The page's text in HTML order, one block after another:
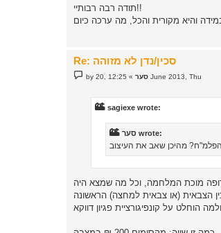
t
תודה רבה רבותיי!!
Re: סכין/נדן לא מזוהה
P
o
by סער» 12:25 ,20 June 2013, Thu
sagiexe wrote:
סער wrote:
1946 בידי הנהגת היישוב לרכוש פלדה באירופה מוכת המלחמה, וכל מה שמצא היה
הסכין הצבאית (או צבאית למחצה) הראשונה